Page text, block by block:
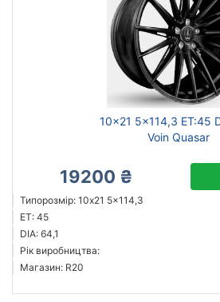
10x21 5x114,3 ET:45
Voin Quasar
19200 ₴
Типорозмір: 10x21 5x114,3
ET: 45
DIA: 64,1
Рік виробництва:
Магазин: R20